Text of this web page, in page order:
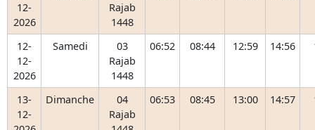
12-
2026
Rajab
1448
12-
12-
2026
Samedi
03
Rajab
1448
06:52 08:44 12:59 14:56
13-
12-
Dimanche
04
Rajab
06:53 08:45 13:00 14:57